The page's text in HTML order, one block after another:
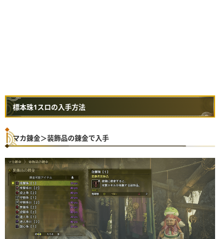
標本珠1スロの入手方法
マカ錬金＞装飾品の錬金で入手